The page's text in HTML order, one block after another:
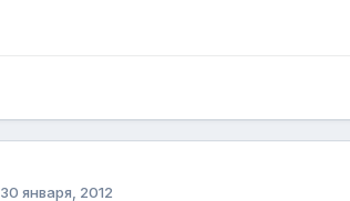
30 января, 2012